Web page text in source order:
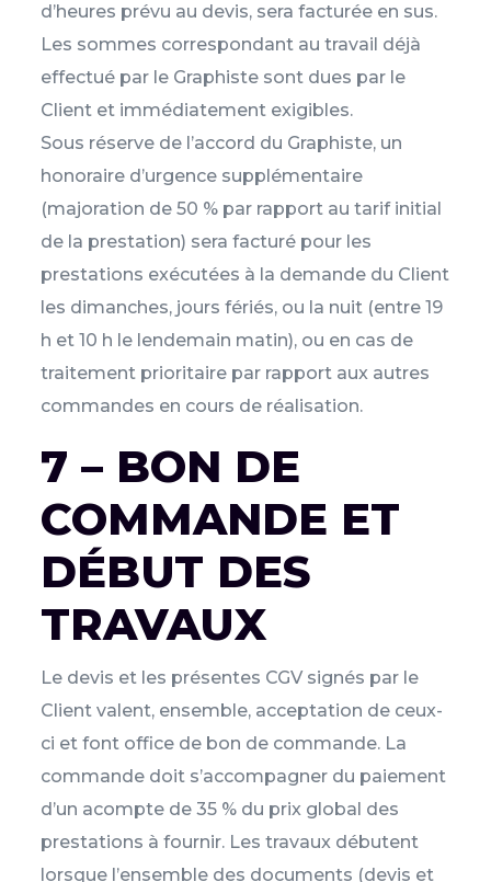
d’heures prévu au devis, sera facturée en sus.
Les sommes correspondant au travail déjà
effectué par le Graphiste sont dues par le
Client et immédiatement exigibles.
Sous réserve de l’accord du Graphiste, un
honoraire d’urgence supplémentaire
(majoration de 50 % par rapport au tarif initial
de la prestation) sera facturé pour les
prestations exécutées à la demande du Client
les dimanches, jours fériés, ou la nuit (entre 19
h et 10 h le lendemain matin), ou en cas de
traitement prioritaire par rapport aux autres
commandes en cours de réalisation.
7 – BON DE
COMMANDE ET
DÉBUT DES
TRAVAUX
Le devis et les présentes CGV signés par le
Client valent, ensemble, acceptation de ceux-
ci et font office de bon de commande. La
commande doit s’accompagner du paiement
d’un acompte de 35 % du prix global des
prestations à fournir. Les travaux débutent
lorsque l’ensemble des documents (devis et